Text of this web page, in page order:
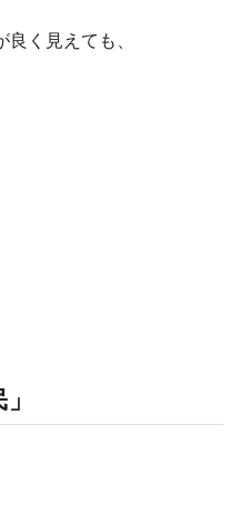
く見えても、